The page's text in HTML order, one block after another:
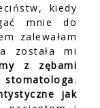
kiedy
mnie do
zalewałam
została mi
z zębami
stomatologa.
jak